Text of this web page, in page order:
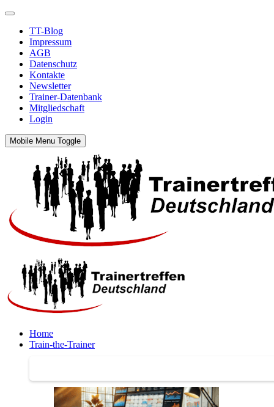
TT-Blog
Impressum
AGB
Datenschutz
Kontakte
Newsletter
Trainer-Datenbank
Mitgliedschaft
Login
Mobile Menu Toggle
Home
Train-the-Trainer